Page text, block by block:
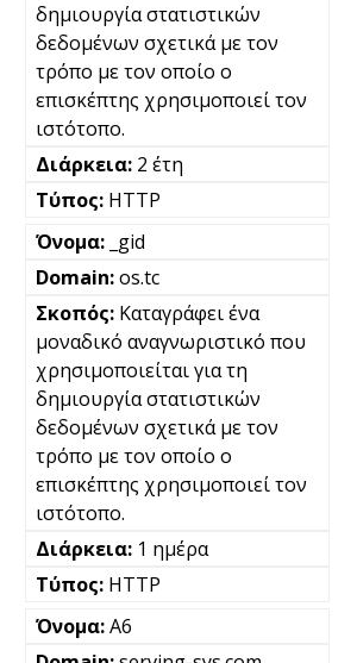
δημιουργία στατιστικών
δεδομένων σχετικά με τον
τρόπο με τον οποίο ο
επισκέπτης χρησιμοποιεί τον
ιστότοπο.
2 έτη
HTTP
_gid
os.tc
Καταγράφει ένα
μοναδικό αναγνωριστικό που
χρησιμοποιείται για τη
δημιουργία στατιστικών
δεδομένων σχετικά με τον
τρόπο με τον οποίο ο
επισκέπτης χρησιμοποιεί τον
ιστότοπο.
1 ημέρα
HTTP
A6